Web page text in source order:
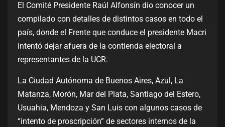
El Comité Presidente Raúl Alfonsín dio conocer un
compilado con detalles de distintos casos en todo el
país, donde el Frente que conduce el presidente Macri
intentó dejar afuera de la contienda electoral a
representantes de la UCR.
La Ciudad Autónoma de Buenos Aires, Azul, La
Matanza, Morón, Mar del Plata, Santiago del Estero,
Usuahia, Mendoza y San Luis con algunos casos de
“intento de proscripción” de sectores internos de la